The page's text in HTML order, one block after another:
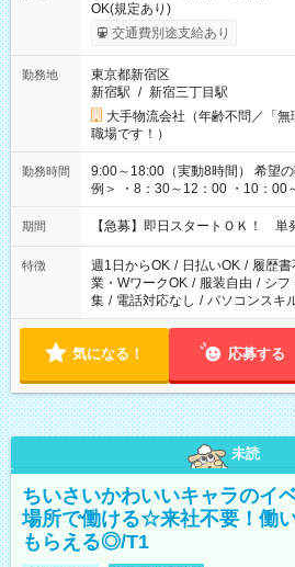
OK(規定あり)
交通費別途支給あり
勤務地
東京都新宿区
新宿駅 / 新宿三丁目駅
大手物流会社（年齢不問／「
職場です！）
勤務時間
9:00～18:00（実動8時間） 希望の時間帯を選べます！ ＜シフト
例＞ ・8：30～12：00 ・10：00
・13：00～22：00 ・22：00～翌
期間 【急募】即日スタートＯＫ！ 単
特徴 週1日からOK / 日払いOK / 履歴書
業・WワークOK / 服装自由 / シフ
集 / 電話対応なし / パソコンスキ
気になる！ 応募する
未読
ちいさいかわいいキャラのイ
場所で働ける☆来社不要！働
もらえる◎/T1